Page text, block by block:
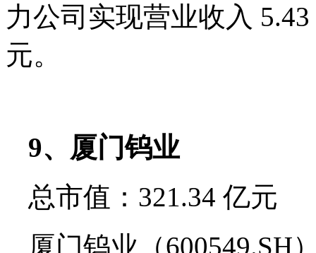
力公司实现营业收入
元。
9、厦门钨业
总市值：321.34 亿元
厦门钨业（600549.SH